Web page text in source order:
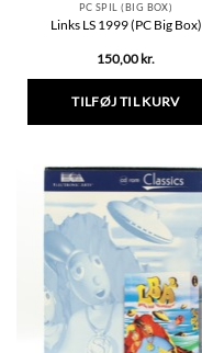
PC SPIL (BIG BOX)
Links LS 1999 (PC Big Box)
150,00 kr.
TILFØJ TIL KURV